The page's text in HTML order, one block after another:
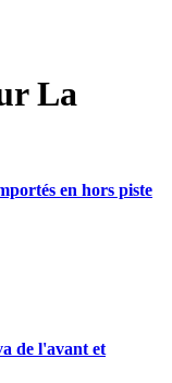
La
en hors piste
de l'avant et